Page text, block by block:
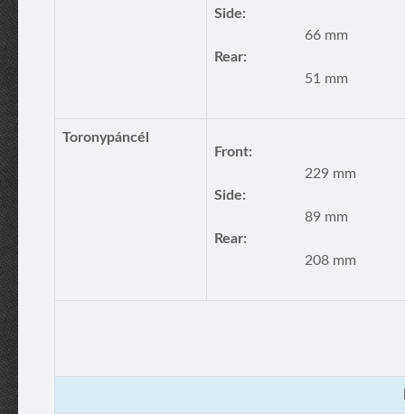
Side:
66 mm
Rear:
51 mm
Toronypáncél
Front:
229 mm
Side:
89 mm
Rear:
208 mm